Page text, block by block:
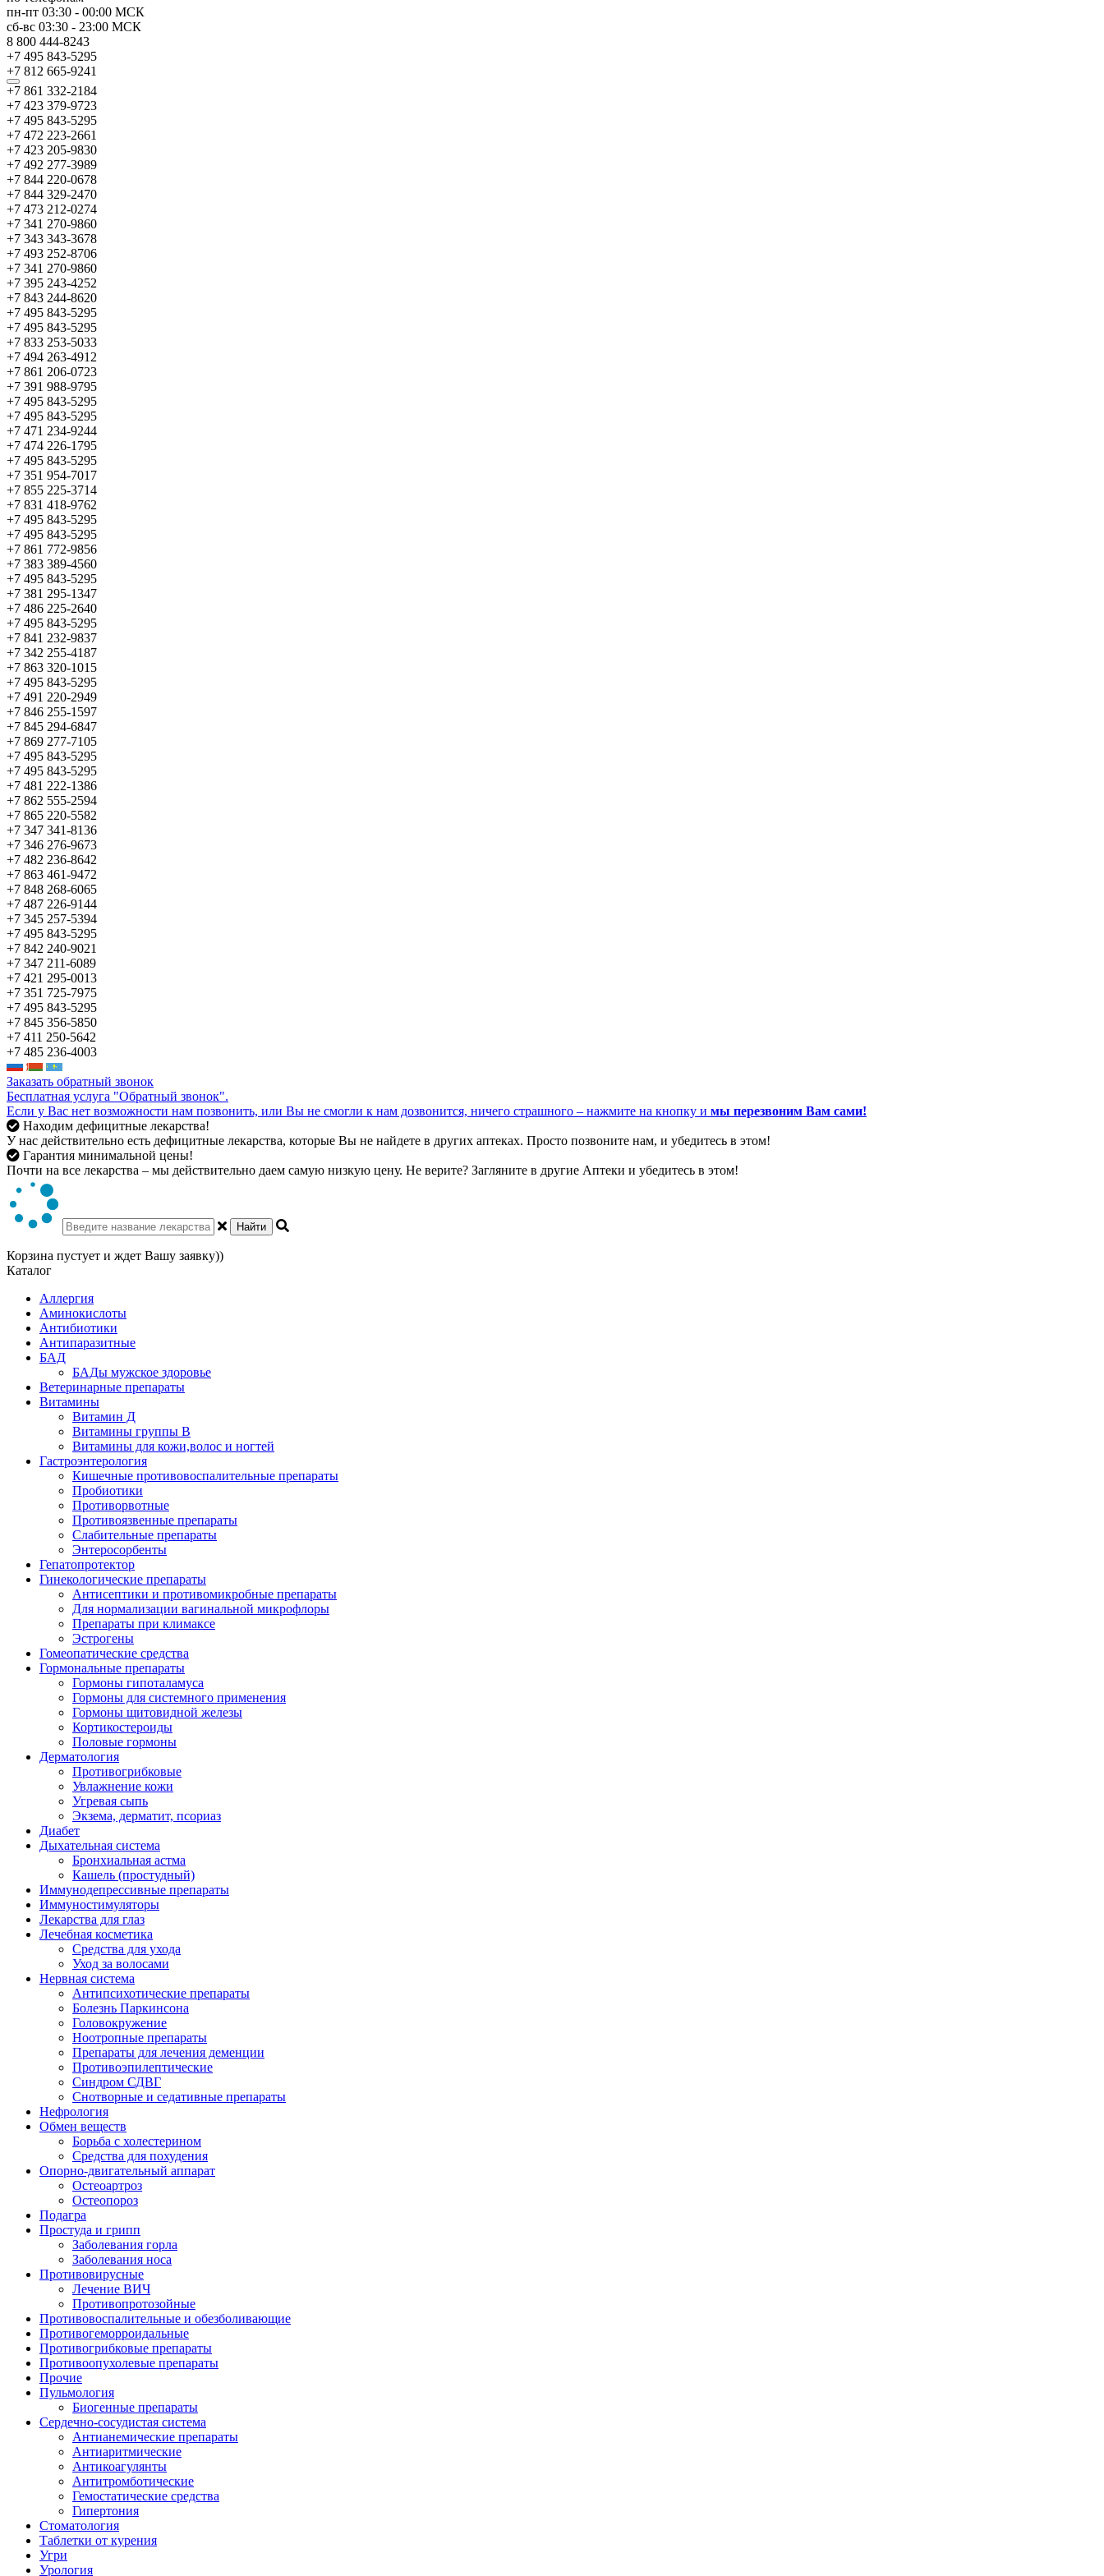
пн-пт 03:30 - 00:00 МСК
сб-вс 03:30 - 23:00 МСК
8 800 444-8243
+7 495 843-5295
+7 812 665-9241
+7 861 332-2184
+7 423 379-9723
+7 495 843-5295
+7 472 223-2661
+7 423 205-9830
+7 492 277-3989
+7 844 220-0678
+7 844 329-2470
+7 473 212-0274
+7 341 270-9860
+7 343 343-3678
+7 493 252-8706
+7 341 270-9860
+7 395 243-4252
+7 843 244-8620
+7 495 843-5295
+7 495 843-5295
+7 833 253-5033
+7 494 263-4912
+7 861 206-0723
+7 391 988-9795
+7 495 843-5295
+7 495 843-5295
+7 471 234-9244
+7 474 226-1795
+7 495 843-5295
+7 351 954-7017
+7 855 225-3714
+7 831 418-9762
+7 495 843-5295
+7 495 843-5295
+7 861 772-9856
+7 383 389-4560
+7 495 843-5295
+7 381 295-1347
+7 486 225-2640
+7 495 843-5295
+7 841 232-9837
+7 342 255-4187
+7 863 320-1015
+7 495 843-5295
+7 491 220-2949
+7 846 255-1597
+7 845 294-6847
+7 869 277-7105
+7 495 843-5295
+7 495 843-5295
+7 481 222-1386
+7 862 555-2594
+7 865 220-5582
+7 347 341-8136
+7 346 276-9673
+7 482 236-8642
+7 863 461-9472
+7 848 268-6065
+7 487 226-9144
+7 345 257-5394
+7 495 843-5295
+7 842 240-9021
+7 347 211-6089
+7 421 295-0013
+7 351 725-7975
+7 495 843-5295
+7 845 356-5850
+7 411 250-5642
+7 485 236-4003
Заказать обратный звонок
Бесплатная услуга "Обратный звонок".
Если у Вас нет возможности нам позвонить, или Вы не смогли к нам дозвонится, ничего страшного – нажмите на кнопку и мы перезвоним Вам сами!
Находим дефицитные лекарства!
У нас действительно есть дефицитные лекарства, которые Вы не найдете в других аптеках. Просто позвоните нам, и убедитесь в этом!
Гарантия минимальной цены!
Почти на все лекарства – мы действительно даем самую низкую цену. Не верите? Загляните в другие Аптеки и убедитесь в этом!
Найти
Корзина пустует и ждет Вашу заявку))
Каталог
Аллергия
Аминокислоты
Антибиотики
Антипаразитные
БАД
БАДы мужское здоровье
Ветеринарные препараты
Витамины
Витамин Д
Витамины группы В
Витамины для кожи,волос и ногтей
Гастроэнтерология
Кишечные противовоспалительные препараты
Пробиотики
Противорвотные
Противоязвенные препараты
Слабительные препараты
Энтеросорбенты
Гепатопротектор
Гинекологические препараты
Антисептики и противомикробные препараты
Для нормализации вагинальной микрофлоры
Препараты при климаксе
Эстрогены
Гомеопатические средства
Гормональные препараты
Гормоны гипоталамуса
Гормоны для системного применения
Гормоны щитовидной железы
Кортикостероиды
Половые гормоны
Дерматология
Противогрибковые
Увлажнение кожи
Угревая сыпь
Экзема, дерматит, псориаз
Диабет
Дыхательная система
Бронхиальная астма
Кашель (простудный)
Иммунодепрессивные препараты
Иммуностимуляторы
Лекарства для глаз
Лечебная косметика
Средства для ухода
Уход за волосами
Нервная система
Антипсихотические препараты
Болезнь Паркинсона
Головокружение
Ноотропные препараты
Препараты для лечения деменции
Противоэпилептические
Синдром СДВГ
Снотворные и седативные препараты
Нефрология
Обмен веществ
Борьба с холестерином
Средства для похудения
Опорно-двигательный аппарат
Остеоартроз
Остеопороз
Подагра
Простуда и грипп
Заболевания горла
Заболевания носа
Противовирусные
Лечение ВИЧ
Противопротозойные
Противовоспалительные и обезболивающие
Противогеморроидальные
Противогрибковые препараты
Противоопухолевые препараты
Прочие
Пульмология
Биогенные препараты
Сердечно-сосудистая система
Антианемические препараты
Антиаритмические
Антикоагулянты
Антитромботические
Гемостатические средства
Гипертония
Стоматология
Таблетки от курения
Угри
Урология